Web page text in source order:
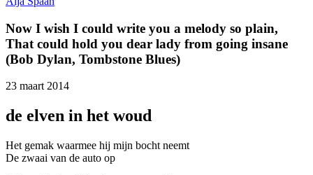
Now I wish I could write you a melody so plain,
That could hold you dear lady from going insane
(Bob Dylan, Tombstone Blues)
23 maart 2014
de elven in het woud
Het gemak waarmee hij mijn bocht neemt
De zwaai van de auto op